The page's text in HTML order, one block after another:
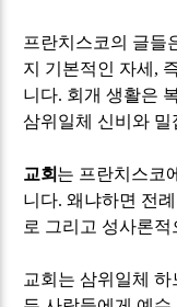
프란치스코의 글들
지 기본적인 자세 ,
니다. 회개 생활은
삼위일체 신비와
교회는 프란치스코
니다.왜냐하면 전
로 그리고 성사론적
교회는 삼위일체